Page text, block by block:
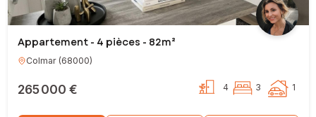
Appartement - 4 pièces - 82m²
Colmar(68000)
265 000 € 4 3 1